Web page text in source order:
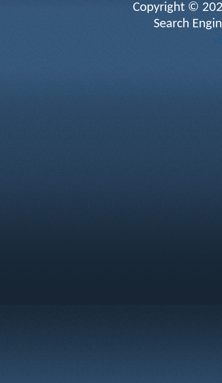
Copyright ©
Search